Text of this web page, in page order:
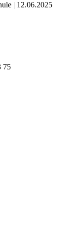
| 12.06.2025
75